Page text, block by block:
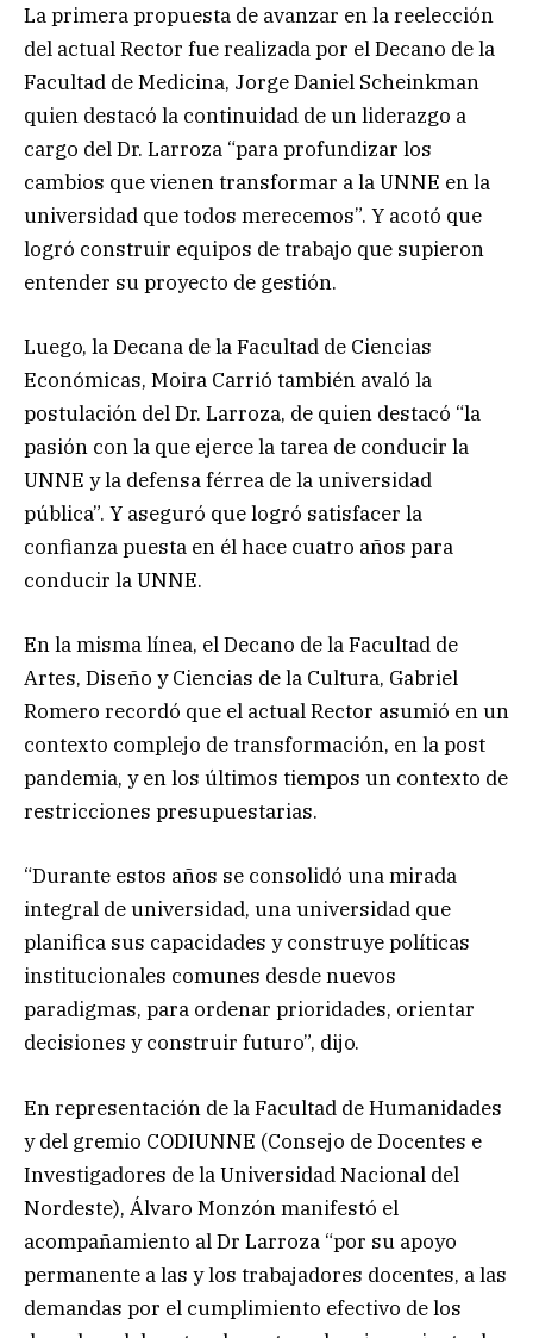
La primera propuesta de avanzar en la reelección
del actual Rector fue realizada por el Decano de la
Facultad de Medicina, Jorge Daniel Scheinkman
quien destacó la continuidad de un liderazgo a
cargo del Dr. Larroza “para profundizar los
cambios que vienen transformar a la UNNE en la
universidad que todos merecemos”. Y acotó que
logró construir equipos de trabajo que supieron
entender su proyecto de gestión.
Luego, la Decana de la Facultad de Ciencias
Económicas, Moira Carrió también avaló la
postulación del Dr. Larroza, de quien destacó “la
pasión con la que ejerce la tarea de conducir la
UNNE y la defensa férrea de la universidad
pública”. Y aseguró que logró satisfacer la
confianza puesta en él hace cuatro años para
conducir la UNNE.
En la misma línea, el Decano de la Facultad de
Artes, Diseño y Ciencias de la Cultura, Gabriel
Romero recordó que el actual Rector asumió en un
contexto complejo de transformación, en la post
pandemia, y en los últimos tiempos un contexto de
restricciones presupuestarias.
“Durante estos años se consolidó una mirada
integral de universidad, una universidad que
planifica sus capacidades y construye políticas
institucionales comunes desde nuevos
paradigmas, para ordenar prioridades, orientar
decisiones y construir futuro”, dijo.
En representación de la Facultad de Humanidades
y del gremio CODIUNNE (Consejo de Docentes e
Investigadores de la Universidad Nacional del
Nordeste), Álvaro Monzón manifestó el
acompañamiento al Dr Larroza “por su apoyo
permanente a las y los trabajadores docentes, a las
demandas por el cumplimiento efectivo de los